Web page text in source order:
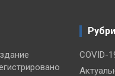
COVID-